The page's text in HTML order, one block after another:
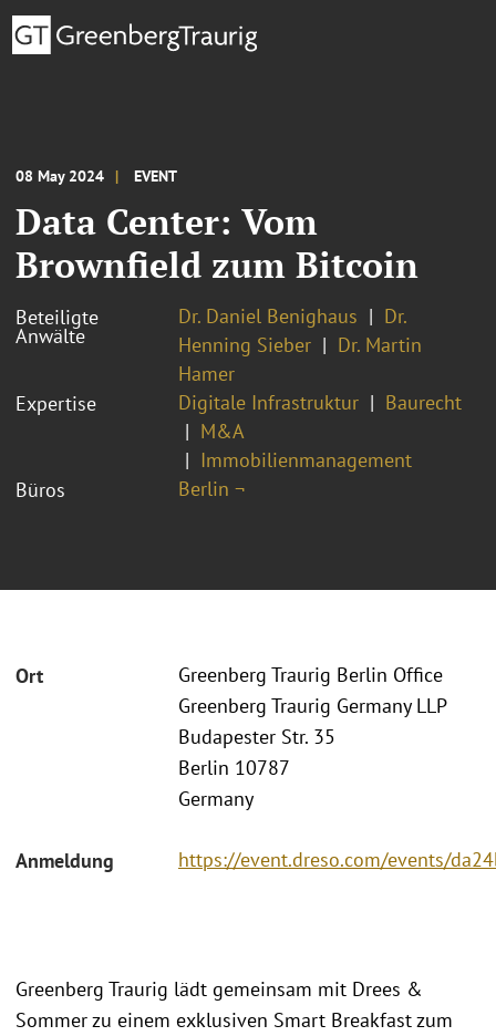
08 May 2024 EVENT
Data Center: Vom
Brownfield zum Bitcoin
Beteiligte
Anwälte
Dr. Daniel Benighaus
Dr.
Henning Sieber
Dr. Martin
Hamer
Expertise
Digitale Infrastruktur
Baurecht
M&A
Immobilienmanagement
Büros
Berlin ¬
Ort
Greenberg Traurig Berlin Office
Greenberg Traurig Germany LLP
Budapester Str. 35
Berlin 10787
Germany
Anmeldung https://event.dreso.com/events/
Greenberg Traurig lädt gemeinsam mit Drees &
Sommer zu einem exklusiven Smart Breakfast zum